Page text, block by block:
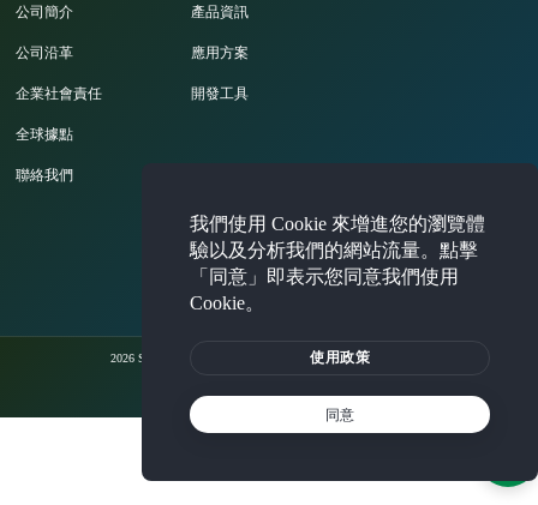
公司簡介
公司沿革
企業社會責任
全球據點
聯絡我們
產品資訊
應用方案
開發工具
投資人專區
2026 Silicon Integrated Systems Corporation. All rights reserved.
我們使用 Cookie 來增進您的瀏覽體
驗以及分析我們的網站流量。點擊
「同意」即表示您同意我們使用
Cookie。
使用政策
同意